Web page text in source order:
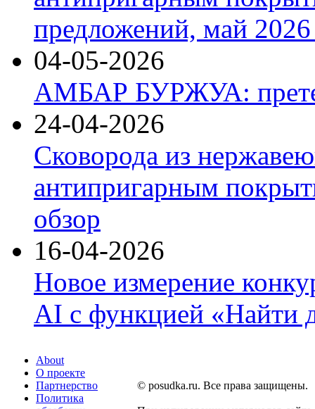
предложений, май 2026
04-05-2026
АМБАР БУРЖУА:
24-04-2026
Сковорода из
антипригарным
обзор
16-04-2026
Новое измерение
AI с функцией «Найти
About
О проекте
Партнерство
Политика
© posudka.ru. Все права защищены.